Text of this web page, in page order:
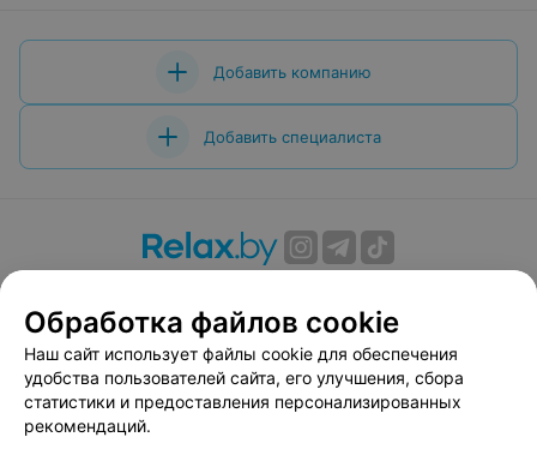
Добавить компанию
Добавить специалиста
Вакансии
Публичный договор
Способы оплаты
Публичный договор по использованию сервиса
«Афиша»
Пользовательское соглашение
Обработка файлов cookie
Наш сайт использует файлы cookie для обеспечения
удобства пользователей сайта, его улучшения, сбора
статистики и предоставления персонализированных
рекомендаций.